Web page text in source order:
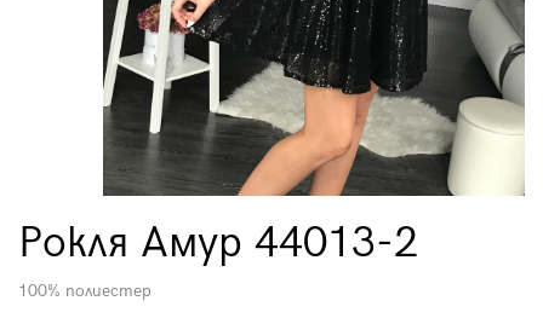
Рокля Амур 44013-2
100% полиестер